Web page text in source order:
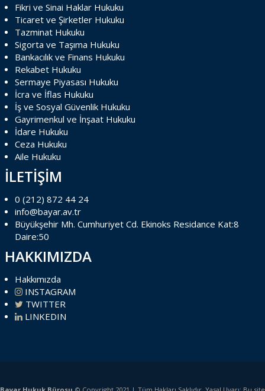
Fikri ve Sinai Haklar Hukuku
Ticaret ve Şirketler Hukuku
Tazminat Hukuku
Sigorta ve Taşıma Hukuku
Bankacılık ve Finans Hukuku
Rekabet Hukuku
Sermaye Piyasası Hukuku
İcra ve İflas Hukuku
İş ve Sosyal Güvenlik Hukuku
Gayrimenkul ve İnşaat Hukuku
İdare Hukuku
Ceza Hukuku
Aile Hukuku
İLETİŞİM
0 (212) 872 44 24
info@bayar.av.tr
Büyükşehir Mh. Cumhuriyet Cd. Ekinoks Residance Kat:8
Daire:50
HAKKIMIZDA
Hakkımızda
INSTAGRAM
TWITTER
LINKEDIN